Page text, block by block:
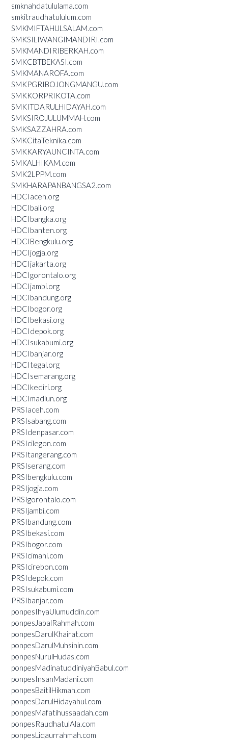
smknahdatululama.com
smkitraudhatululum.com
SMKMIFTAHULSALAM.com
SMKSILIWANGIMANDIRI.com
SMKMANDIRIBERKAH.com
SMKCBTBEKASI.com
SMKMANAROFA.com
SMKPGRIBOJONGMANGU.com
SMKKORPRIKOTA.com
SMKITDARULHIDAYAH.com
SMKSIROJULUMMAH.com
SMKSAZZAHRA.com
SMKCitaTeknika.com
SMKKARYAUNCINTA.com
SMKALHIKAM.com
SMK2LPPM.com
SMKHARAPANBANGSA2.com
HDCIaceh.org
HDCIbali.org
HDCIbangka.org
HDCIbanten.org
HDCIBengkulu.org
HDCIjogja.org
HDCIjakarta.org
HDCIgorontalo.org
HDCIjambi.org
HDCIbandung.org
HDCIbogor.org
HDCIbekasi.org
HDCIdepok.org
HDCIsukabumi.org
HDCIbanjar.org
HDCItegal.org
HDCIsemarang.org
HDCIkediri.org
HDCImadiun.org
PRSIaceh.com
PRSIsabang.com
PRSIdenpasar.com
PRSIcilegon.com
PRSItangerang.com
PRSIserang.com
PRSIbengkulu.com
PRSIjogja.com
PRSIgorontalo.com
PRSIjambi.com
PRSIbandung.com
PRSIbekasi.com
PRSIbogor.com
PRSIcimahi.com
PRSIcirebon.com
PRSIdepok.com
PRSIsukabumi.com
PRSIbanjar.com
ponpesIhyaUlumuddin.com
ponpesJabalRahmah.com
ponpesDarulKhairat.com
ponpesDarulMuhsinin.com
ponpesNurulHudas.com
ponpesMadinatuddiniyahBabul.com
ponpesInsanMadani.com
ponpesBaitilHikmah.com
ponpesDarulHidayahul.com
ponpesMafatihussaadah.com
ponpesRaudhatulAla.com
ponpesLiqaurrahmah.com